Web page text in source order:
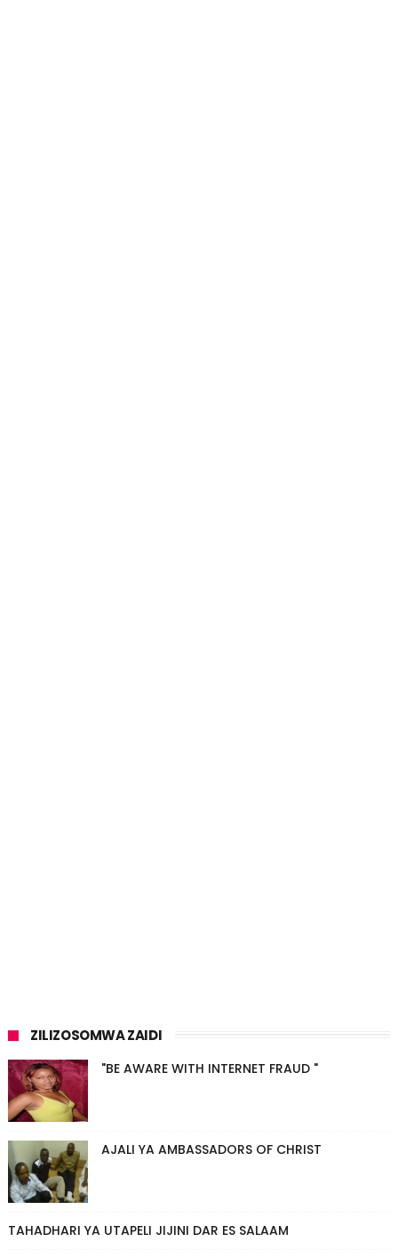
ZILIZOSOMWA ZAIDI
"BE AWARE WITH INTERNET FRAUD "
AJALI YA AMBASSADORS OF CHRIST
TAHADHARI YA UTAPELI JIJINI DAR ES SALAAM